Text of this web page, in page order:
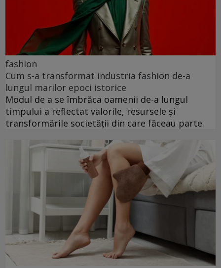
fashion
Cum s-a transformat industria fashion de-a
lungul marilor epoci istorice
Modul de a se îmbrăca oamenii de-a lungul
timpului a reflectat valorile, resursele și
transformările societății din care făceau parte.